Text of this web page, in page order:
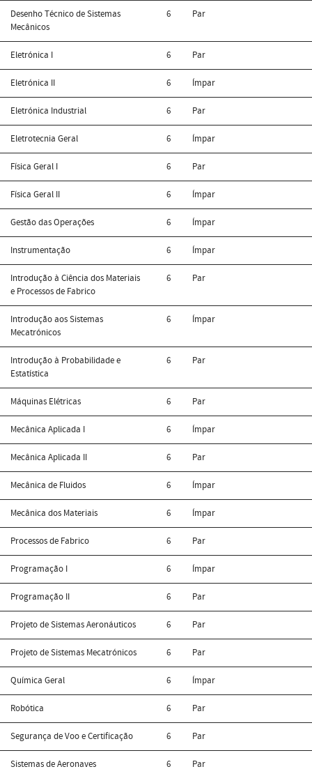
Desenho Técnico de Sistemas
Mecânicos
6 Par
Eletrónica I 6 Par
Eletrónica II 6 Ímpar
Eletrónica Industrial 6 Par
Eletrotecnia Geral 6 Ímpar
Física Geral I 6 Par
Física Geral II 6 Ímpar
Gestão das Operações 6 Ímpar
Instrumentação 6 Ímpar
Introdução à Ciência dos Materiais
e Processos de Fabrico
6 Par
Introdução aos Sistemas
Mecatrónicos
6 Ímpar
Introdução à Probabilidade e
Estatística
6 Par
Máquinas Elétricas 6 Par
Mecânica Aplicada I 6 Ímpar
Mecânica Aplicada II 6 Par
Mecânica de Fluidos 6 Ímpar
Mecânica dos Materiais 6 Ímpar
Processos de Fabrico 6 Par
Programação I 6 Ímpar
Programação II 6 Par
Projeto de Sistemas Aeronáuticos 6 Par
Projeto de Sistemas Mecatrónicos 6 Par
Química Geral 6 Ímpar
Robótica 6 Par
Segurança de Voo e Certificação 6 Par
Sistemas de Aeronaves 6 Par